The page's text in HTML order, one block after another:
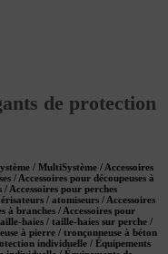
de protection
/ MultiSystème / Accessoires
/ Accessoires pour découpeuses à
Accessoires pour perches
/ atomiseurs / Accessoires
à branches / Accessoires pour
haies / taille-haies sur perche /
à pierre / tronçonneuse à béton
individuelle / Équipements